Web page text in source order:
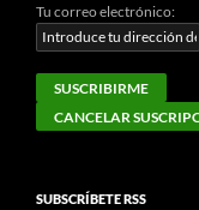
Tu correo electrónico:
SUBSCRÍBETE RSS